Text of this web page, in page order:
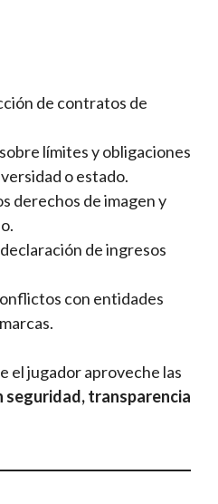
de contratos de
límites y obligaciones
o estado.
derechos de imagen y
de ingresos
con entidades
el jugador aproveche las
seguridad, transparencia